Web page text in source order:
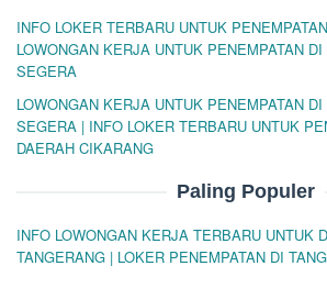
INFO LOKER TERBARU UNTUK
LOWONGAN KERJA UNTUK PENEMPATAN
SEGERA
LOWONGAN KERJA UNTUK PENEMPATAN
SEGERA | INFO LOKER TERBARU UNTUK
DAERAH CIKARANG
Paling Populer
INFO LOWONGAN KERJA TERBARU UNTUK
TANGERANG | LOKER PENEMPATAN DI